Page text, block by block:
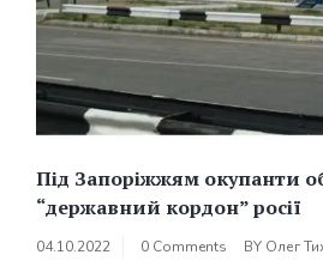
Під Запоріжжям окупанти
“державний кордон” росії
04.10.2022 0 Comments BY Олег